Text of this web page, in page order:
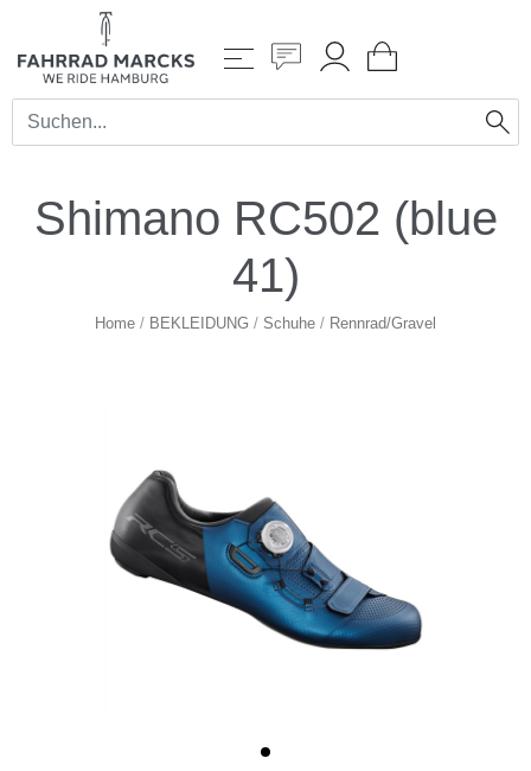
Shimano RC502 (blue
41)
Home / BEKLEIDUNG / Schuhe / Rennrad/Gravel